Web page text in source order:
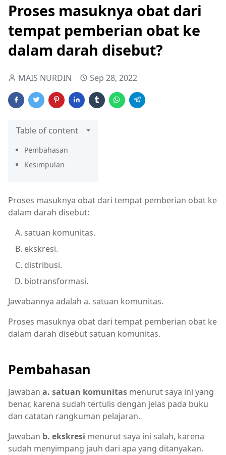
Proses masuknya obat dari
tempat pemberian obat ke
dalam darah disebut?
MAIS NURDIN Sep 28, 2022
Table of content
Pembahasan
Kesimpulan
Proses masuknya obat dari tempat pemberian obat ke
dalam darah disebut:
satuan komunitas.
ekskresi.
distribusi.
biotransformasi.
Jawabannya adalah a. satuan komunitas.
Proses masuknya obat dari tempat pemberian obat ke
dalam darah disebut satuan komunitas.
Pembahasan
Jawaban a. satuan komunitas menurut saya ini yang
benar, karena sudah tertulis dengan jelas pada buku
dan catatan rangkuman pelajaran.
Jawaban b. ekskresi menurut saya ini salah, karena
sudah menyimpang jauh dari apa yang ditanyakan.